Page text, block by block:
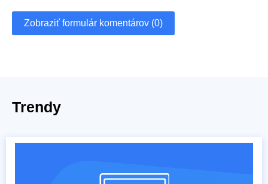
Zobraziť formulár komentárov (0)
Trendy